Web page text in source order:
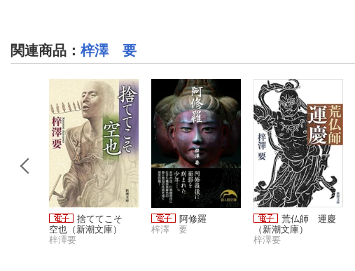
関連商品 ： 梓澤 要
捨ててこそ
空也（新潮文庫）
梓澤要
阿修羅
梓澤 要
荒仏師 運慶
（新潮文庫）
梓澤要